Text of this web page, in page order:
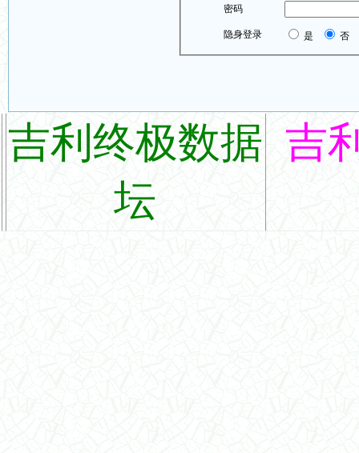
密码
隐身登录 是 否
吉利终极数据
坛
吉